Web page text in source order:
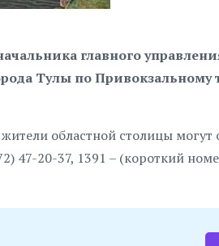
главного
Тулы по Привокзальному
областной столицы
47-20-37, 1391 – (короткий